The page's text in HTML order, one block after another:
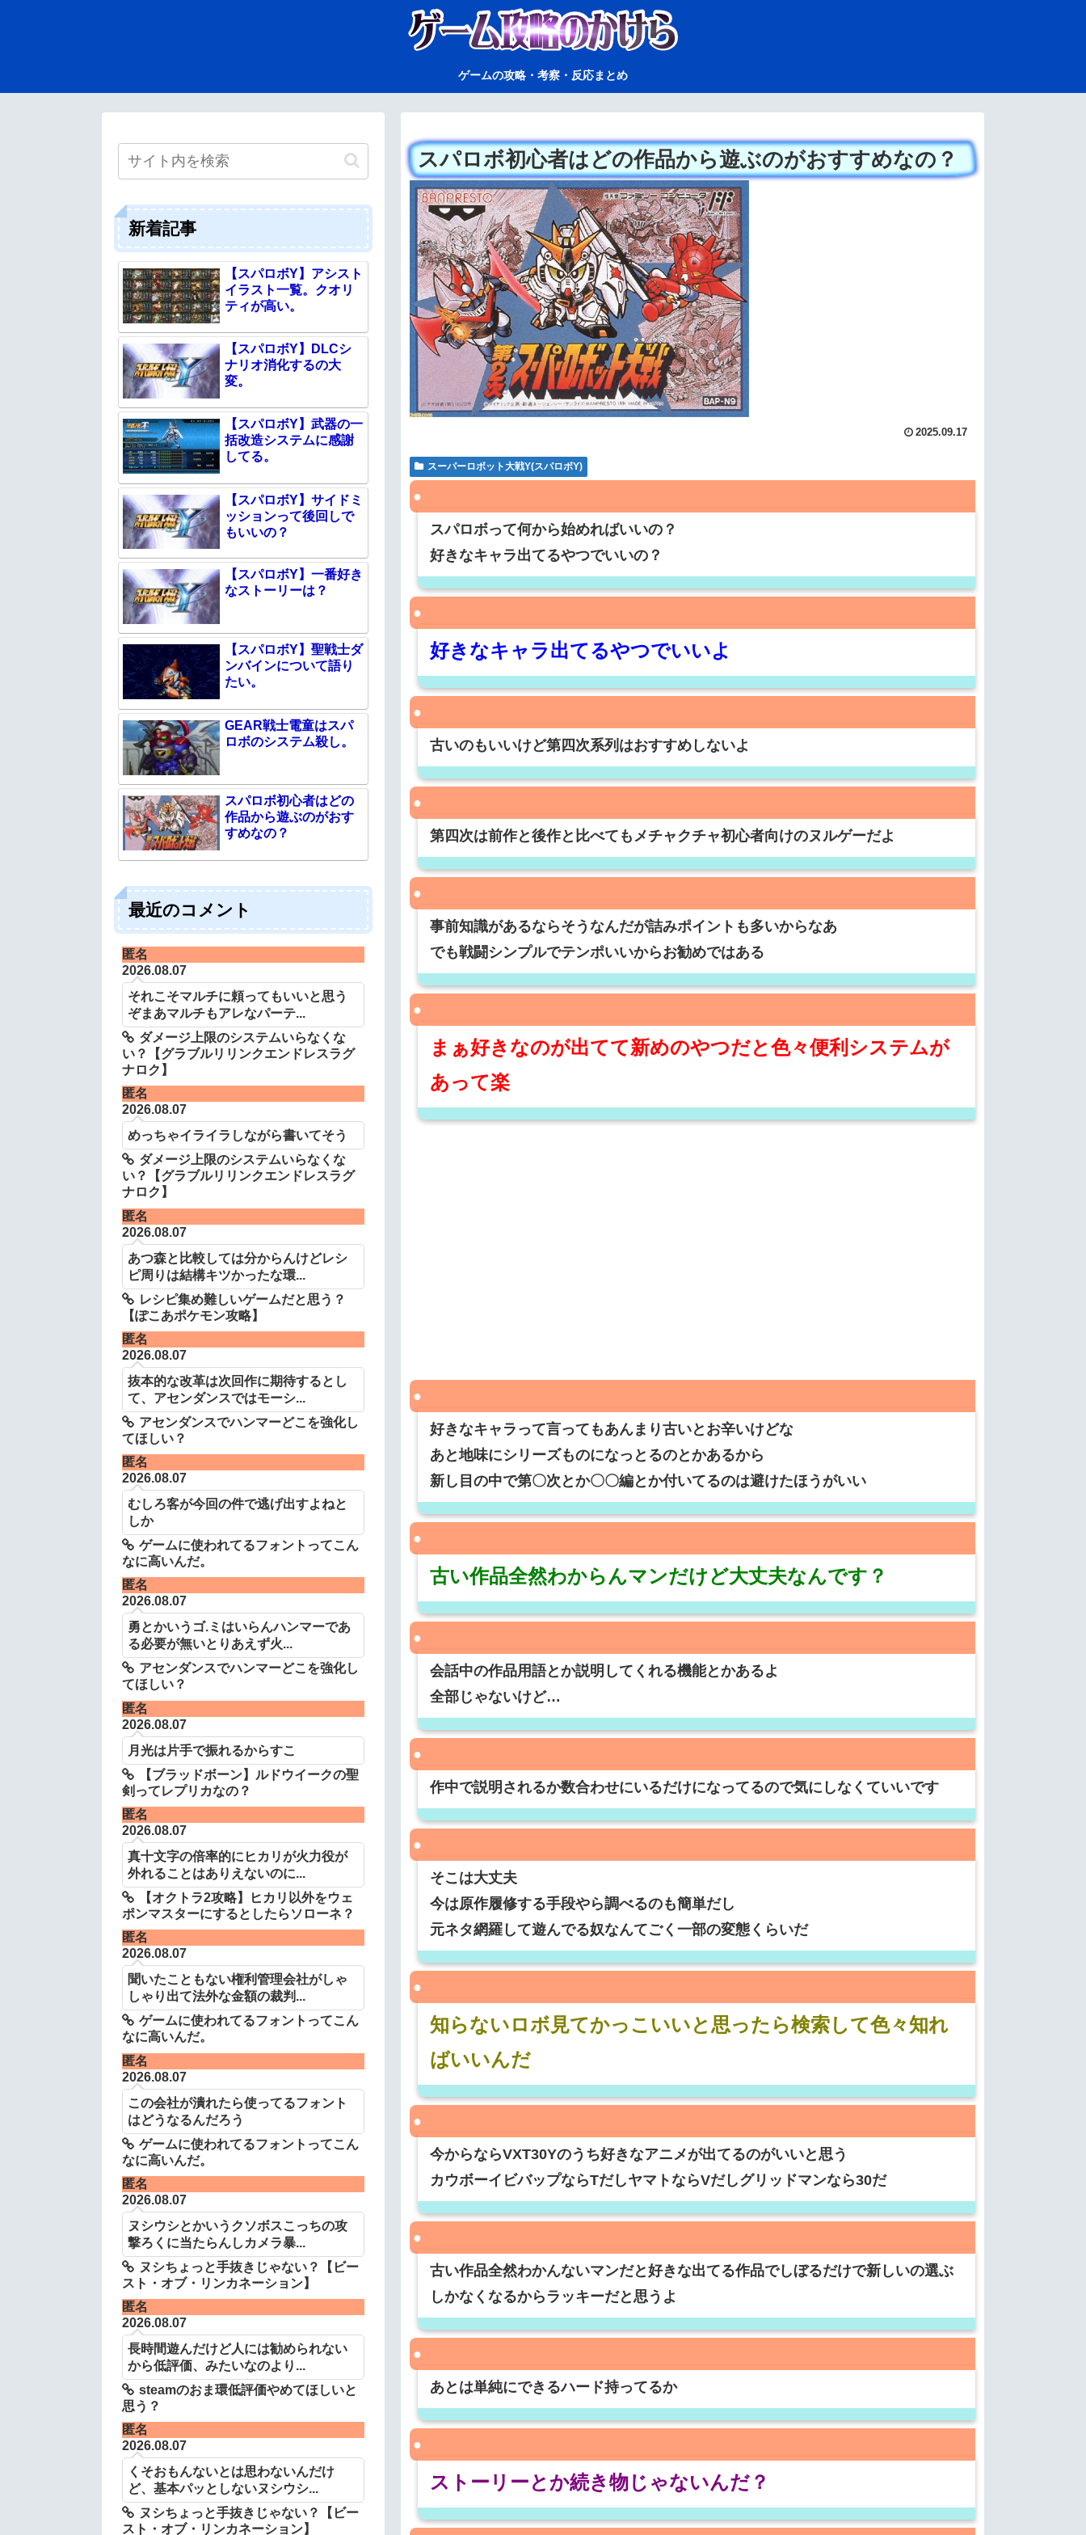
ゲームの攻略・考察・反応まとめ
スパロボ初心者はどの作品から遊ぶのがおすすめなの？
2025.09.17
スーパーロボット大戦Y(スパロボY)
スパロボって何から始めればいいの？
好きなキャラ出てるやつでいいの？
好きなキャラ出てるやつでいいよ
古いのもいいけど第四次系列はおすすめしないよ
第四次は前作と後作と比べてもメチャクチャ初心者向けのヌルゲーだよ
事前知識があるならそうなんだが詰みポイントも多いからなあ
でも戦闘シンプルでテンポいいからお勧めではある
まぁ好きなのが出てて新めのやつだと色々便利システムが
あって楽
好きなキャラって言ってもあんまり古いとお辛いけどな
あと地味にシリーズものになっとるのとかあるから
新し目の中で第〇次とか〇〇編とか付いてるのは避けたほうがいい
古い作品全然わからんマンだけど大丈夫なんです？
会話中の作品用語とか説明してくれる機能とかあるよ
全部じゃないけど…
作中で説明されるか数合わせにいるだけになってるので気にしなくていいです
そこは大丈夫
今は原作履修する手段やら調べるのも簡単だし
元ネタ網羅して遊んでる奴なんてごく一部の変態くらいだ
知らないロボ見てかっこいいと思ったら検索して色々知れ
ばいいんだ
今からならVXT30Yのうち好きなアニメが出てるのがいいと思う
カウボーイビバップならTだしヤマトならVだしグリッドマンなら30だ
古い作品全然わかんないマンだと好きな出てる作品でしぼるだけで新しいの選ぶ
しかなくなるからラッキーだと思うよ
あとは単純にできるハード持ってるか
ストーリーとか続き物じゃないんだ？
新着記事
【スパロボY】アシスト
イラスト一覧。クオリ
ティが高い。
【スパロボY】DLCシ
ナリオ消化するの大
変。
【スパロボY】武器の一
括改造システムに感謝
してる。
【スパロボY】サイドミ
ッションって後回しで
もいいの？
【スパロボY】一番好き
なストーリーは？
【スパロボY】聖戦士ダ
ンバインについて語り
たい。
GEAR戦士電童はスパ
ロボのシステム殺し。
スパロボ初心者はどの
作品から遊ぶのがおす
すめなの？
最近のコメント
匿名
2026.08.07
それこそマルチに頼ってもいいと思う
ぞまあマルチもアレなパーテ...
ダメージ上限のシステムいらなくな
い？【グラブルリリンクエンドレスラグ
ナロク】
匿名
2026.08.07
めっちゃイライラしながら書いてそう
ダメージ上限のシステムいらなくな
い？【グラブルリリンクエンドレスラグ
ナロク】
匿名
2026.08.07
あつ森と比較しては分からんけどレシ
ピ周りは結構キツかったな環...
レシピ集め難しいゲームだと思う？
【ぽこあポケモン攻略】
匿名
2026.08.07
抜本的な改革は次回作に期待するとし
て、アセンダンスではモーシ...
アセンダンスでハンマーどこを強化し
てほしい？
匿名
2026.08.07
むしろ客が今回の件で逃げ出すよねと
しか
ゲームに使われてるフォントってこん
なに高いんだ。
匿名
2026.08.07
勇とかいうゴ.ミはいらんハンマーであ
る必要が無いとりあえず火...
アセンダンスでハンマーどこを強化し
てほしい？
匿名
2026.08.07
月光は片手で振れるからすこ
【ブラッドボーン】ルドウイークの聖
剣ってレプリカなの？
匿名
2026.08.07
真十文字の倍率的にヒカリが火力役が
外れることはありえないのに...
【オクトラ2攻略】ヒカリ以外をウェ
ポンマスターにするとしたらソローネ？
匿名
2026.08.07
聞いたこともない権利管理会社がしゃ
しゃり出て法外な金額の裁判...
ゲームに使われてるフォントってこん
なに高いんだ。
匿名
2026.08.07
この会社が潰れたら使ってるフォント
はどうなるんだろう
ゲームに使われてるフォントってこん
なに高いんだ。
匿名
2026.08.07
ヌシウシとかいうクソボスこっちの攻
撃ろくに当たらんしカメラ暴...
ヌシちょっと手抜きじゃない？【ビー
スト・オブ・リンカネーション】
匿名
2026.08.07
長時間遊んだけど人には勧められない
から低評価、みたいなのより...
steamのおま環低評価やめてほしいと
思う？
匿名
2026.08.07
くそおもんないとは思わないんだけ
ど、基本パッとしないヌシウシ...
ヌシちょっと手抜きじゃない？【ビー
スト・オブ・リンカネーション】